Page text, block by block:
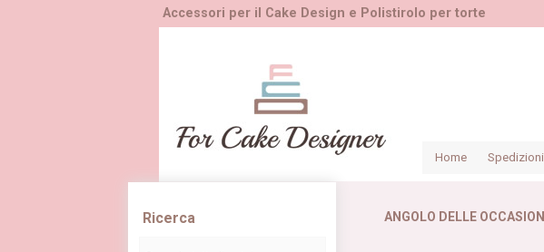
Accessori per il Cake Design e Polistirolo per torte
Home
Spedizioni
Ricerca ANGOLO DELLE OCCASIONI